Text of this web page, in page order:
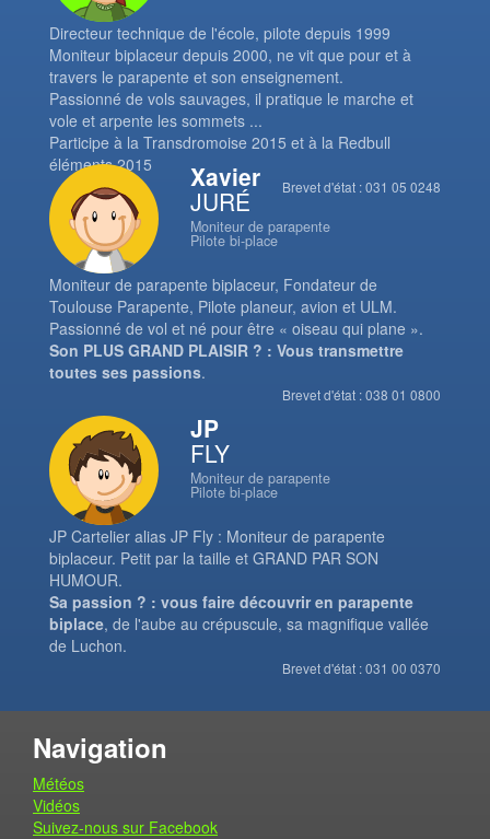
Directeur technique de l'école, pilote depuis 1999
Moniteur biplaceur depuis 2000, ne vit que pour et à
travers le parapente et son enseignement.
Passionné de vols sauvages, il pratique le marche et
vole et arpente les sommets ...
Participe à la Transdromoise 2015 et à la Redbull
éléments 2015
Brevet d'état : 031 05 0248
Xavier
JURÉ
Moniteur de parapente
Pilote bi-place
Moniteur de parapente biplaceur, Fondateur de
Toulouse Parapente, Pilote planeur, avion et ULM.
Passionné de vol et né pour être « oiseau qui plane ».
Son PLUS GRAND PLAISIR ? : Vous transmettre
toutes ses passions.
Brevet d'état : 038 01 0800
JP
FLY
Moniteur de parapente
Pilote bi-place
JP Cartelier alias JP Fly : Moniteur de parapente
biplaceur. Petit par la taille et GRAND PAR SON
HUMOUR.
Sa passion ? : vous faire découvrir en parapente
biplace, de l'aube au crépuscule, sa magnifique vallée
de Luchon.
Brevet d'état : 031 00 0370
Navigation
Météos
Vidéos
Suivez-nous sur Facebook